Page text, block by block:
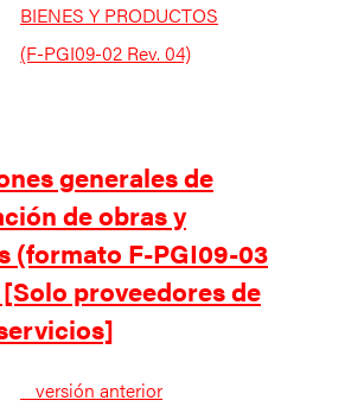
BIENES Y PRODUCTOS
(F-PGI09-02 Rev. 04)
generales de
de obras y
(formato F-PGI09-03
[Solo proveedores de
_ versión anterior